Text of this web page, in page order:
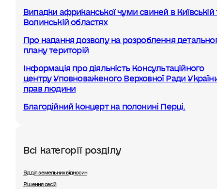
Випадки африканської чуми свиней в Київській
Волинській областях
Про надання дозволу на розроблення
плану територій
Інформація про діяльність Консультаційного
центру Уповноваженого Верховної Ради
прав людини
Благодійний концерт на полонині Перці.
Всі категорії розділу
Відділ земельних відносин
Рішення сесій